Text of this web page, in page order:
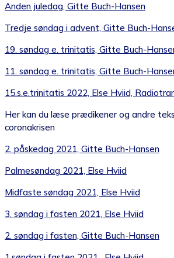
Anden juledag, Gitte Buch-Hansen
Tredje søndag i advent, Gitte Buch-
19. søndag e. trinitatis, Gitte Buch-
11. søndag e. trinitatis, Gitte Buch-
15.s.e.trinitatis 2022, Else Hviid,
Her kan du læse prædikener og andre
coronakrisen
2. påskedag 2021, Gitte Buch-Hansen
Palmesøndag 2021, Else Hviid
Midfaste søndag 2021, Else Hviid
3. søndag i fasten 2021, Else Hviid
2. søndag i fasten, Gitte Buch-Hansen